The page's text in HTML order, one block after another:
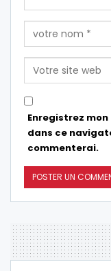
Enregistrez
dans ce
commenterai.